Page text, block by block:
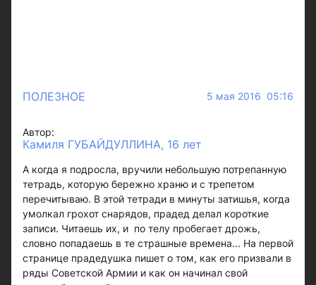
ПОЛЕЗНОЕ 5 мая 2016 05:16
Автор:
Камиля ГУБАЙДУЛЛИНА, 16 лет
А когда я подросла, вручили небольшую потрепанную
тетрадь, которую бережно храню и с трепетом
перечитываю. В этой тетради в минуты затишья, когда
умолкал грохот снарядов, прадед делал короткие
записи. Читаешь их, и по телу пробегает дрожь,
словно попадаешь в те страшные времена... На первой
странице прадедушка пишет о том, как его призвали в
ряды Советской Армии и как он начинал свой